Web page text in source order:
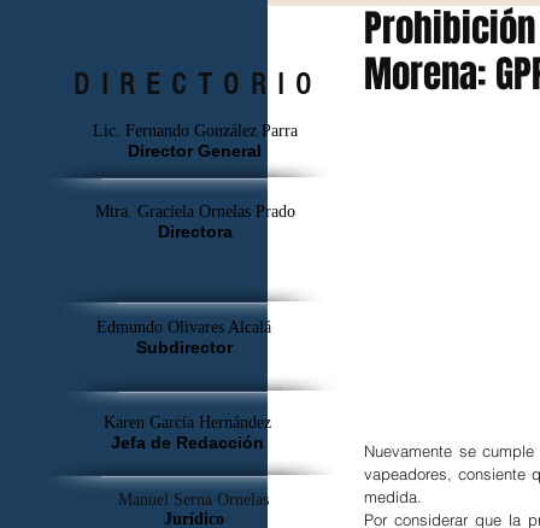
Morena:
Nuevamente se
vapeadores, consiente
medida.
Por considerar que la
DIRECTORIO
Lic. Fernando González Parra
Director General
Mtra. Graciela Ornelas Prado
Directora
Edmundo Olivares Alcalá
Subdirector
Karen García Hernández
Jefa de Redacción
Manuel Serna Ornelas
Jurídico